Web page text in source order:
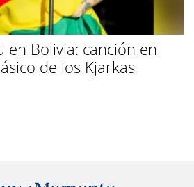
en Bolivia: canción en
de los Kjarkas